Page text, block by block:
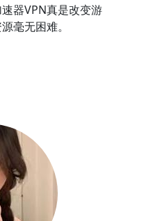
器VPN真是改变游
毫无困难。